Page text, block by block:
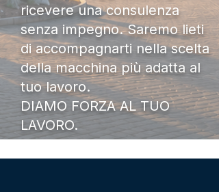
ricevere una consulenza
senza impegno. Saremo lieti
di accompagnarti nella scelta
della macchina più adatta al
tuo lavoro.
DIAMO FORZA AL TUO
LAVORO.